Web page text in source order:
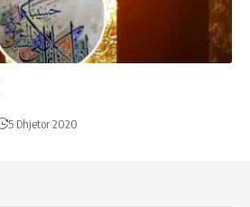
5 Dhjetor 2020